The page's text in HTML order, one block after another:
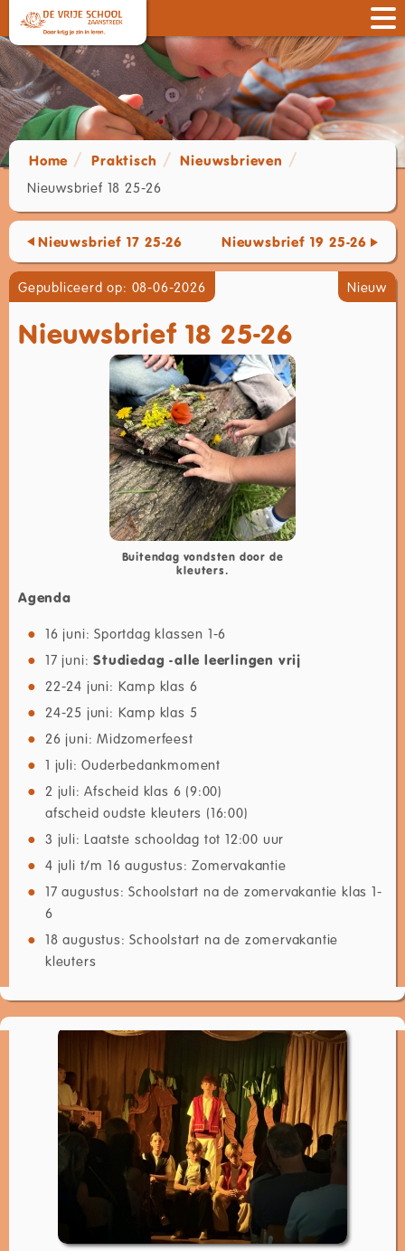
Home Praktisch
Nieuwsbrieven
Nieuwsbrief 18 25-26
Nieuwsbrief 17 25-26 Nieuwsbrief 19 25-26
Gepubliceerd op: 08-06-2026 Nieuw
Nieuwsbrief 18 25-26
Buitendag vondsten door de
kleuters.
Agenda
16 juni: Sportdag klassen 1-6
17 juni: Studiedag -alle leerlingen vrij
22-24 juni: Kamp klas 6
24-25 juni: Kamp klas 5
26 juni: Midzomerfeest
1 juli: Ouderbedankmoment
2 juli: Afscheid klas 6 (9:00)
afscheid oudste kleuters (16:00)
3 juli: Laatste schooldag tot 12:00 uur
4 juli t/m 16 augustus: Zomervakantie
17 augustus: Schoolstart na de zomervakantie klas 1-
6
18 augustus: Schoolstart na de zomervakantie
kleuters